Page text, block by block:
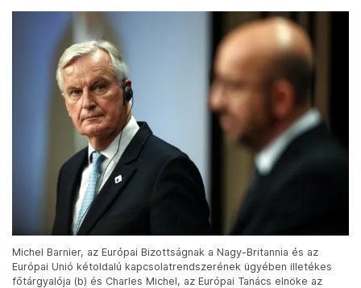
Michel Barnier, az Európai Bizottságnak a Nagy-Britannia és az
Európai Unió kétoldalú kapcsolatrendszerének ügyében illetékes
főtárgyalója (b) és Charles Michel, az Európai Tanács elnöke az